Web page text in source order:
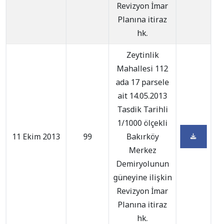
Revizyon İmar
Planına itiraz
hk.
11 Ekim 2013 99
Zeytinlik
Mahallesi 112
ada 17 parsele
ait 14.05.2013
Tasdik Tarihli
1/1000 ölçekli
Bakırköy
Merkez
Demiryolunun
güneyine ilişkin
Revizyon İmar
Planına itiraz
hk.